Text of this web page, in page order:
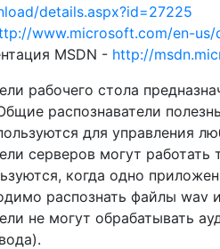
details.aspx?id=27225
www.microsoft.com/en-
MSDN - http://
рабочего стола
распознаватели
для управления
серверов могут
когда одно
распознать файлы wav
не могут обрабатывать